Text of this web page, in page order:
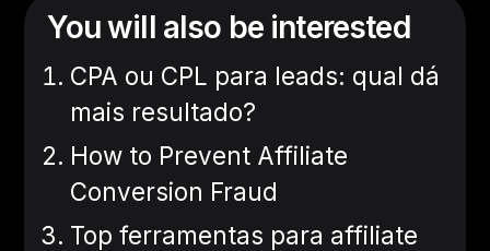
You will also be interested
CPA ou CPL para leads: qual dá
mais resultado?
How to Prevent Affiliate
Conversion Fraud
Top ferramentas para affiliate